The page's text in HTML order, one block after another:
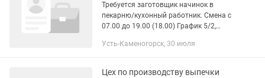
Требуется заготовщик начинок в
пекарню/кухонный работник. Смена с
07.00 до 19.00 (18.00) График 5/2,
языка. Питание за счет пекарни.
Усть-Каменогорск, 30 июля
Цех по производству выпечки